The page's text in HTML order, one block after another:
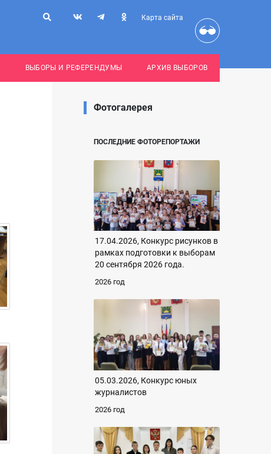
Карта сайта
ВЫБОРЫ И РЕФЕРЕНДУМЫ АРХИВ ВЫБОРОВ
Фотогалерея
ПОСЛЕДНИЕ ФОТОРЕПОРТАЖИ
17.04.2026, Конкурс рисунков в
рамках подготовки к выборам
20 сентября 2026 года.
2026 год
05.03.2026, Конкурс юных
журналистов
2026 год